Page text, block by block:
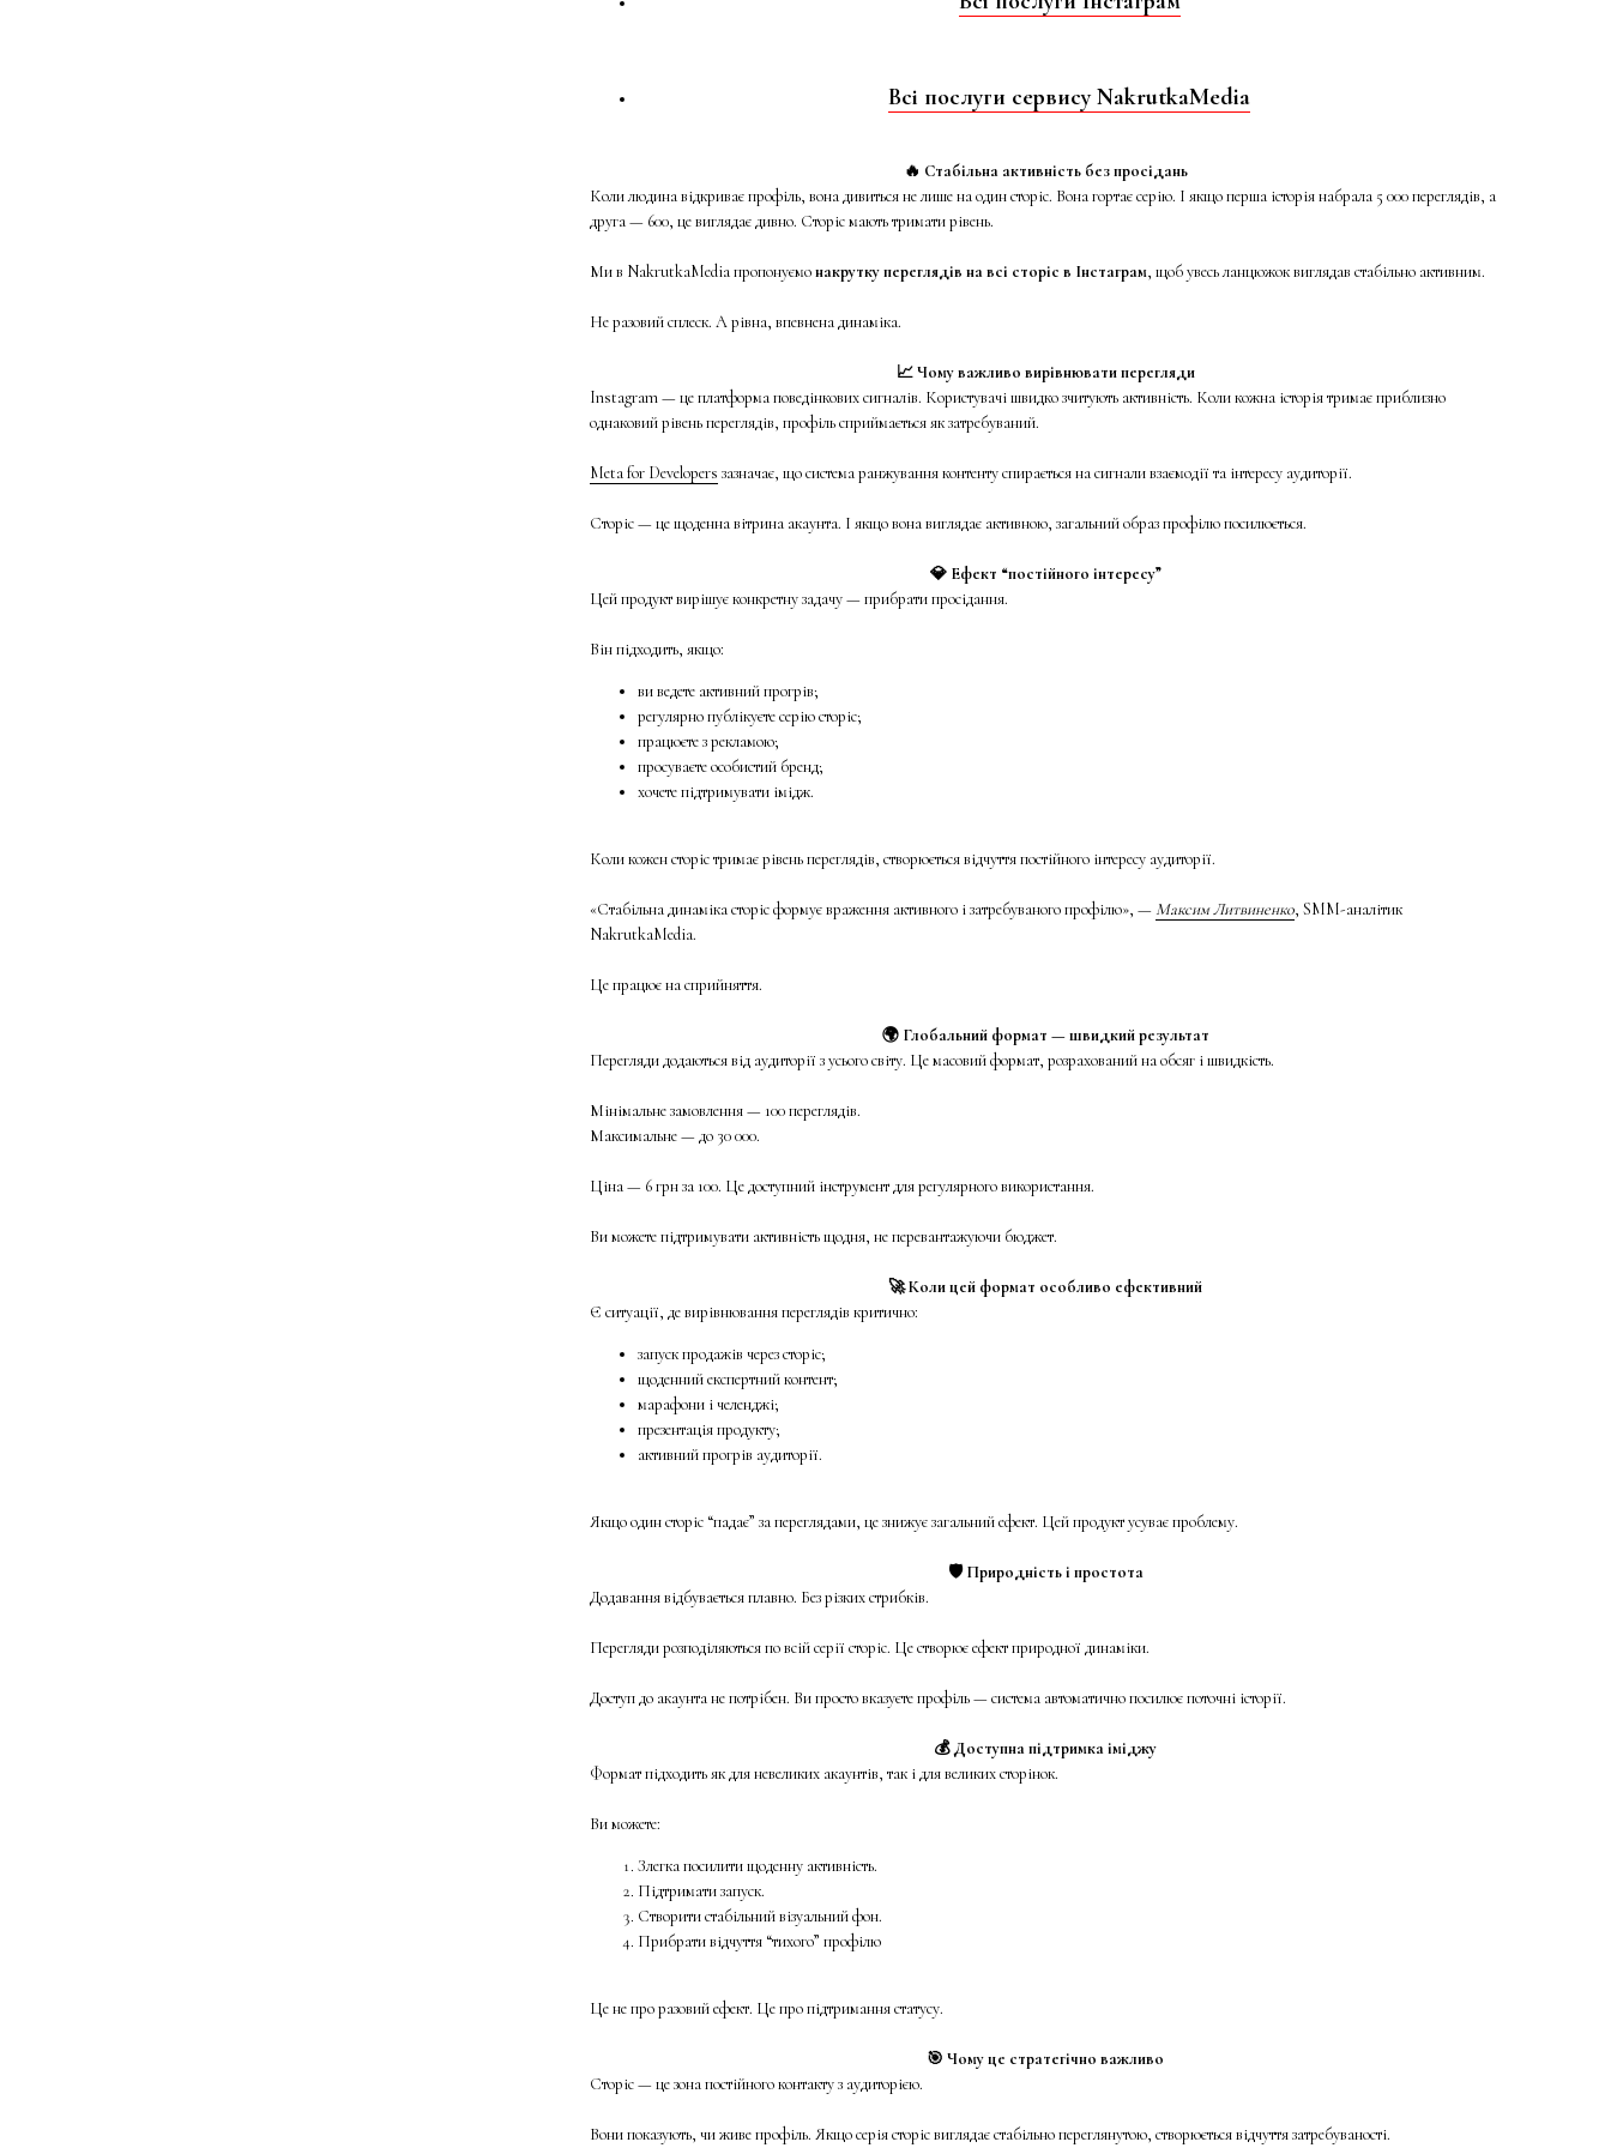
Всі послуги сервису NakrutkaMedia
🔥 Стабільна активність без просідань
Коли людина відкриває профіль, вона дивиться не лише на один сторіс. Вона гортає серію. І якщо перша історія набрала 5 000 переглядів, а
друга — 600, це виглядає дивно. Сторіс мають тримати рівень.
Ми в NakrutkaMedia пропонуємонакрутку переглядів на всі сторіс в Інстаграм, щоб увесь ланцюжок виглядав стабільно активним.
Не разовий сплеск. А рівна, впевнена динаміка.
📈 Чому важливо вирівнювати перегляди
Instagram — це платформа поведінкових сигналів. Користувачі швидко зчитують активність. Коли кожна історія тримає приблизно
однаковий рівень переглядів, профіль сприймається як затребуваний.
Meta for Developers зазначає, що система ранжування контенту спирається на сигнали взаємодії та інтересу аудиторії.
Сторіс — це щоденна вітрина акаунта. І якщо вона виглядає активною, загальний образ профілю посилюється.
💎 Ефект “постійного інтересу”
Цей продукт вирішує конкретну задачу — прибрати просідання.
Він підходить, якщо:
ви ведете активний прогрів;
регулярно публікуєте серію сторіс;
працюєте з рекламою;
просуваєте особистий бренд;
хочете підтримувати імідж.
Коли кожен сторіс тримає рівень переглядів, створюється відчуття постійного інтересу аудиторії.
«Стабільна динаміка сторіс формує враження активного і затребуваного профілю», — Максим Литвиненко, SMM-аналітик
NakrutkaMedia.
Це працює на сприйняття.
🌍 Глобальний формат — швидкий результат
Перегляди додаються від аудиторії з усього світу. Це масовий формат, розрахований на обсяг і швидкість.
Мінімальне замовлення — 100 переглядів.
Максимальне — до 30 000.
Ціна — 6 грн за 100. Це доступний інструмент для регулярного використання.
Ви можете підтримувати активність щодня, не перевантажуючи бюджет.
🚀 Коли цей формат особливо ефективний
Є ситуації, де вирівнювання переглядів критично:
запуск продажів через сторіс;
щоденний експертний контент;
марафони і челенджі;
презентація продукту;
активний прогрів аудиторії.
Якщо один сторіс “падає” за переглядами, це знижує загальний ефект. Цей продукт усуває проблему.
🛡 Природність і простота
Додавання відбувається плавно. Без різких стрибків.
Перегляди розподіляються по всій серії сторіс. Це створює ефект природної динаміки.
Доступ до акаунта не потрібен. Ви просто вказуєте профіль — система автоматично посилює поточні історії.
💰 Доступна підтримка іміджу
Формат підходить як для невеликих акаунтів, так і для великих сторінок.
Ви можете:
Злегка посилити щоденну активність.
Підтримати запуск.
Створити стабільний візуальний фон.
Прибрати відчуття “тихого” профілю
Це не про разовий ефект. Це про підтримання статусу.
🎯 Чому це стратегічно важливо
Сторіс — це зона постійного контакту з аудиторією.
Вони показують, чи живе профіль. Якщо серія сторіс виглядає стабільно переглянутою, створюється відчуття затребуваності.